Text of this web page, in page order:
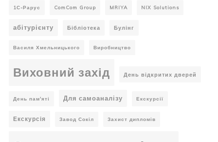
1С-Рарус ComCom Group MRIYA NIX Solutions
абітурієнту Бібліотека Булінг
Василя Хмельницького Виробництво
Виховний захід День відкритих дверей
День пам'яті Для самоаналізу Екскурсії
Екскурсія Завод Сокіл Захист дипломів